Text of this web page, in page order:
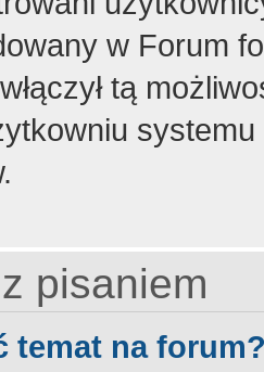
w Forum
tą
pisaniem
temat na